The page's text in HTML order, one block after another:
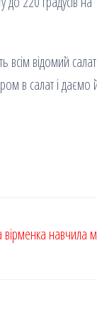
відомий
в салат і даємо
вірменка навчила